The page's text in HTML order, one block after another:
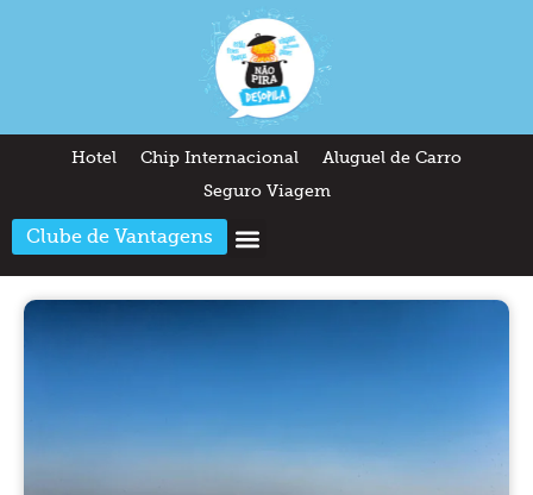
Hotel Chip Internacional
Aluguel de Carro
Seguro Viagem
Clube de Vantagens